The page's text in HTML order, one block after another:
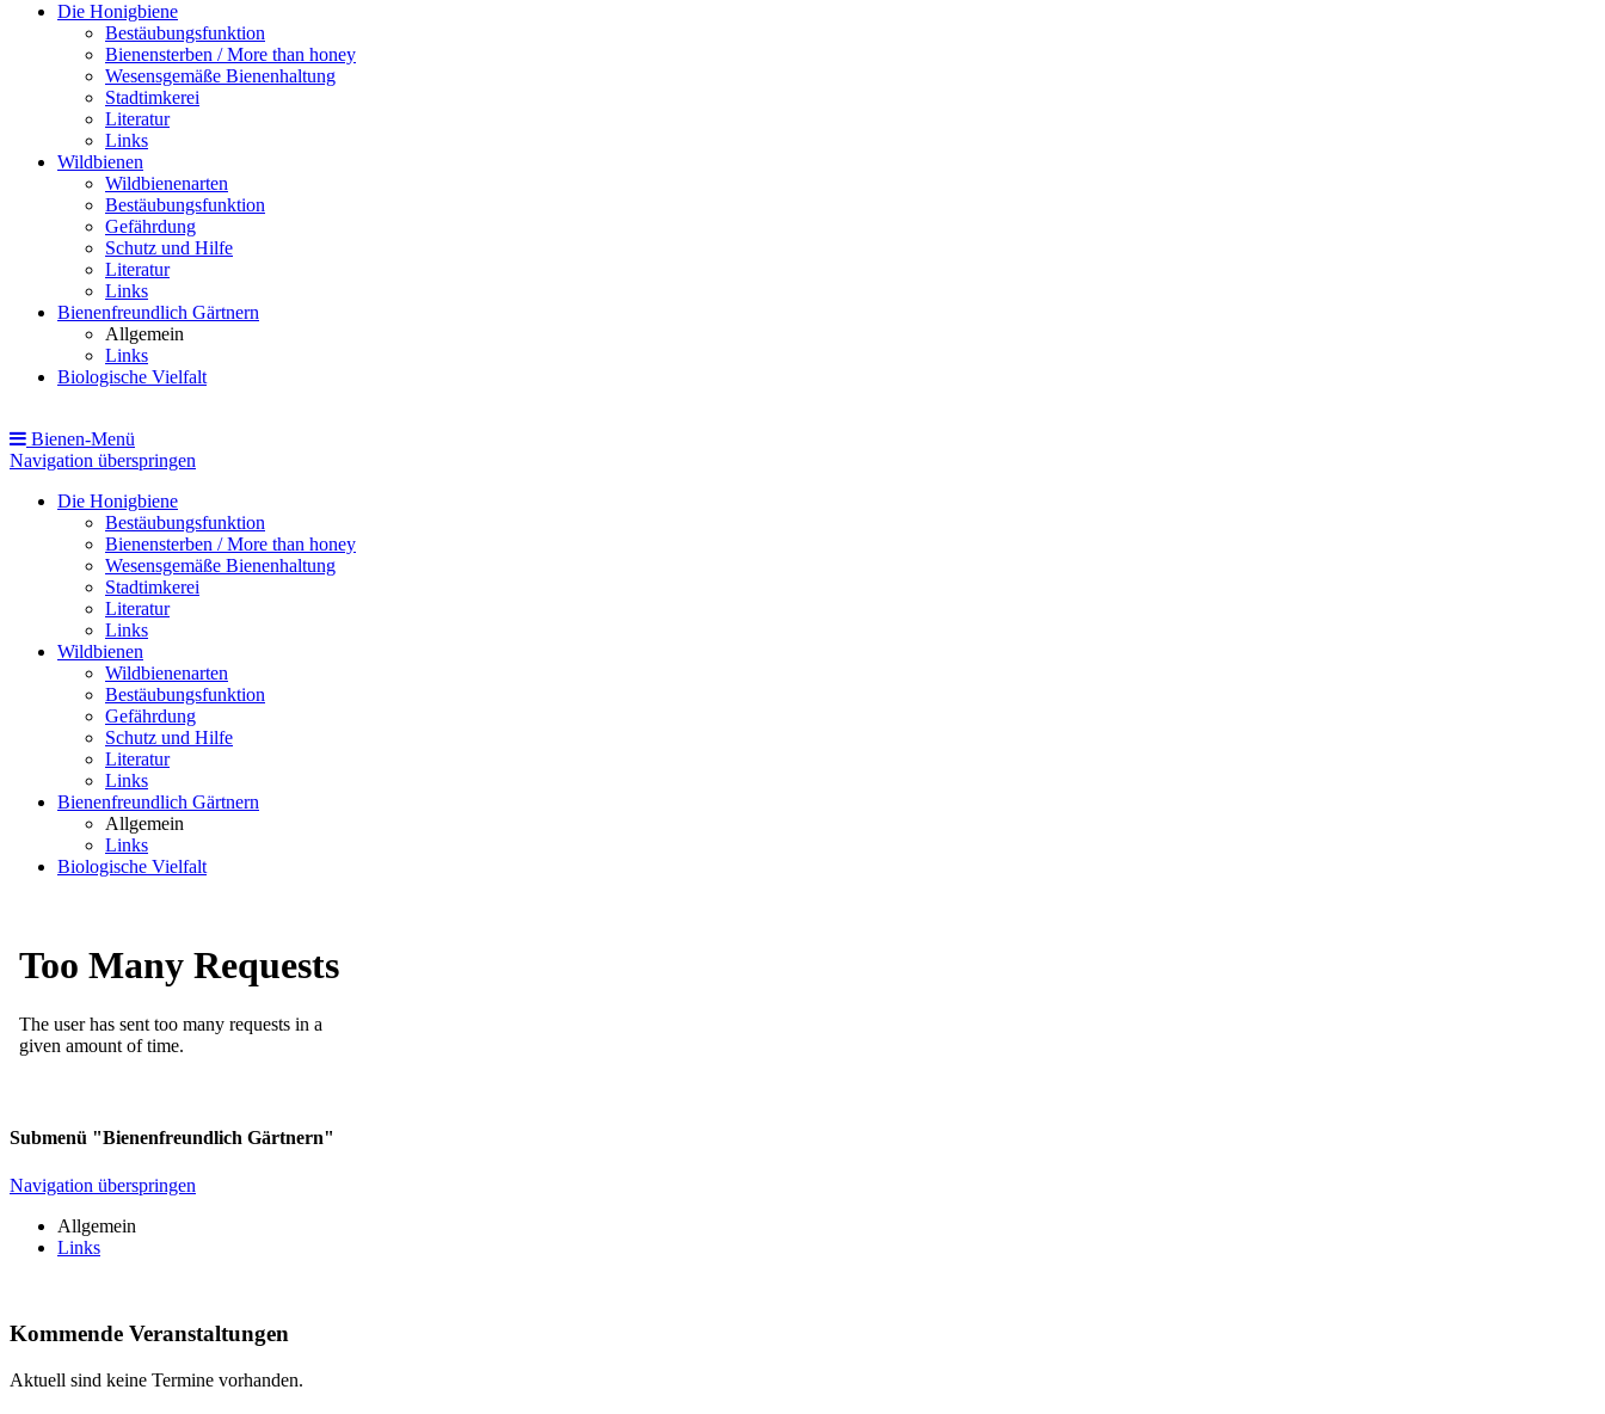
Die Honigbiene
Bestäubungsfunktion
Bienensterben / More than honey
Wesensgemäße Bienenhaltung
Stadtimkerei
Literatur
Links
Wildbienen
Wildbienenarten
Bestäubungsfunktion
Gefährdung
Schutz und Hilfe
Literatur
Links
Bienenfreundlich Gärtnern
Allgemein
Links
Biologische Vielfalt
Bienen-Menü
Navigation überspringen
Die Honigbiene
Bestäubungsfunktion
Bienensterben / More than honey
Wesensgemäße Bienenhaltung
Stadtimkerei
Literatur
Links
Wildbienen
Wildbienenarten
Bestäubungsfunktion
Gefährdung
Schutz und Hilfe
Literatur
Links
Bienenfreundlich Gärtnern
Allgemein
Links
Biologische Vielfalt
Submenü "Bienenfreundlich Gärtnern"
Navigation überspringen
Allgemein
Links
Kommende Veranstaltungen
Aktuell sind keine Termine vorhanden.